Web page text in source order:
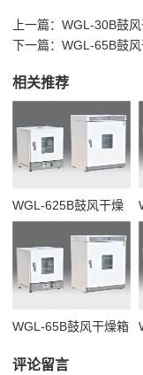
上一篇： WGL-30B鼓
下一篇： WGL-65B鼓
相关推荐
WGL-625B鼓风干燥
WGL-65B鼓风干燥箱
评论留言